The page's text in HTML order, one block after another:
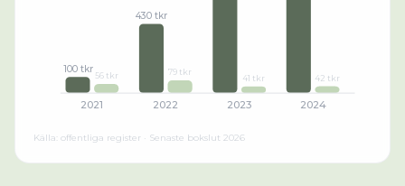
100 tkr
56 tkr
2021
430 tkr
79 tkr
2022
41 tkr
2023
42 tkr
2024
Källa: offentliga register · Senaste bokslut 2026